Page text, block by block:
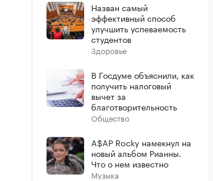
Назван самый
эффективный способ
улучшить успеваемость
студентов
Здоровье
В Госдуме объяснили, как
получить налоговый
вычет за
благотворительность
Общество
A$AP Rocky намекнул на
новый альбом Рианны.
Что о нем известно
Музыка